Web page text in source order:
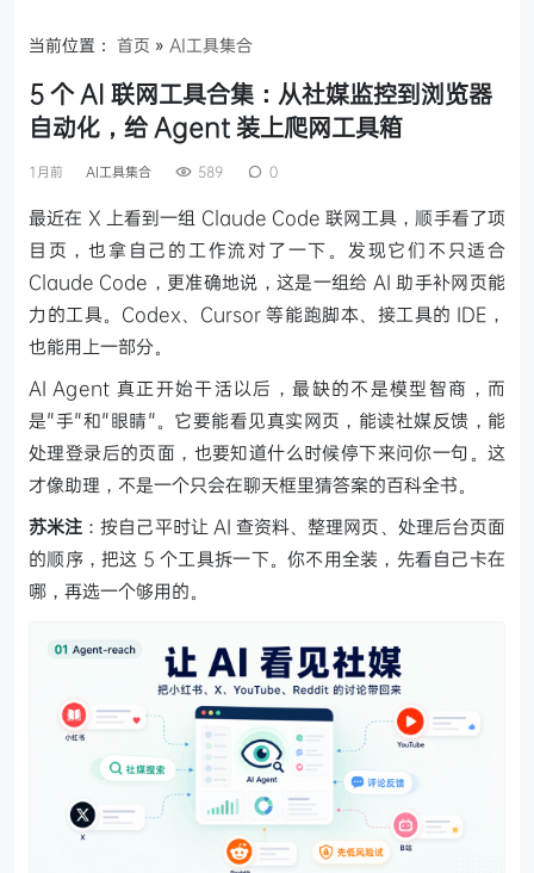
当前位置： 首页 » AI工具集合
5 个 AI 联网工具合集：从社媒监控到浏览器
自动化，给 Agent 装上爬网工具箱
1月前 AI工具集合 589 0
最近在 X 上看到一组 Claude Code 联网工具，顺手看了项
目页，也拿自己的工作流对了一下。发现它们不只适合
Claude Code，更准确地说，这是一组给 AI 助手补网页能
力的工具。Codex、Cursor 等能跑脚本、接工具的 IDE，
也能用上一部分。
AI Agent 真正开始干活以后，最缺的不是模型智商，而
是"手"和"眼睛"。它要能看见真实网页，能读社媒反馈，能
处理登录后的页面，也要知道什么时候停下来问你一句。这
才像助理，不是一个只会在聊天框里猜答案的百科全书。
苏米注 ：按自己平时让 AI 查资料、整理网页、处理后台页面
的顺序，把这 5 个工具拆一下。你不用全装，先看自己卡在
哪，再选一个够用的。